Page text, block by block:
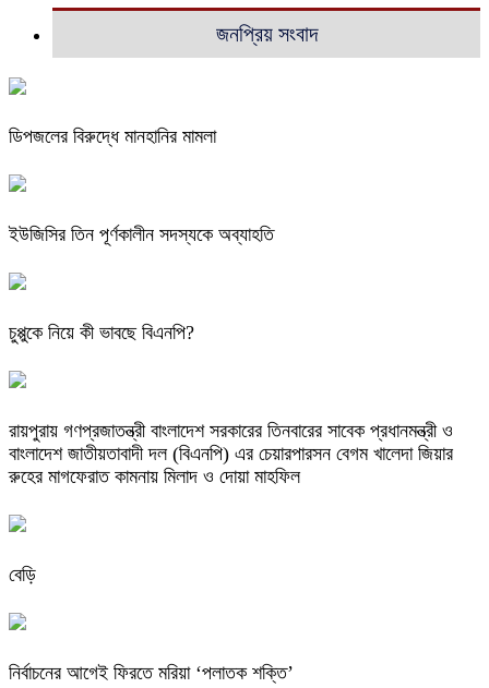
জনপ্রিয় সংবাদ
ডিপজলের বিরুদ্ধে মানহানির মামলা
ইউজিসির তিন পূর্ণকালীন সদস্যকে অব্যাহতি
চুপ্পুকে নিয়ে কী ভাবছে বিএনপি?
রায়পুরায় গণপ্রজাতন্ত্রী বাংলাদেশ সরকারের তিনবারের সাবেক প্রধানমন্ত্রী ও
বাংলাদেশ জাতীয়তাবাদী দল (বিএনপি) এর চেয়ারপারসন বেগম খালেদা জিয়ার
রুহের মাগফেরাত কামনায় মিলাদ ও দোয়া মাহফিল
বেড়ি
নির্বাচনের আগেই ফিরতে মরিয়া ‘পলাতক শক্তি’